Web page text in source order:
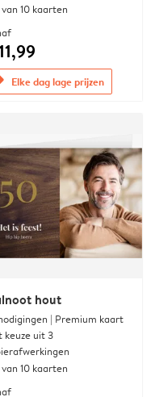
10 kaarten
Elke dag lage prijzen
hout
| Premium kaart
keuze uit 3
10 kaarten